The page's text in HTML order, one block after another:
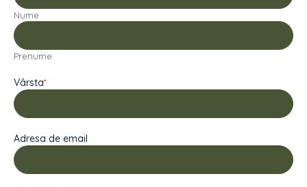
Nume
Prenume
Vârsta*
Adresa de email